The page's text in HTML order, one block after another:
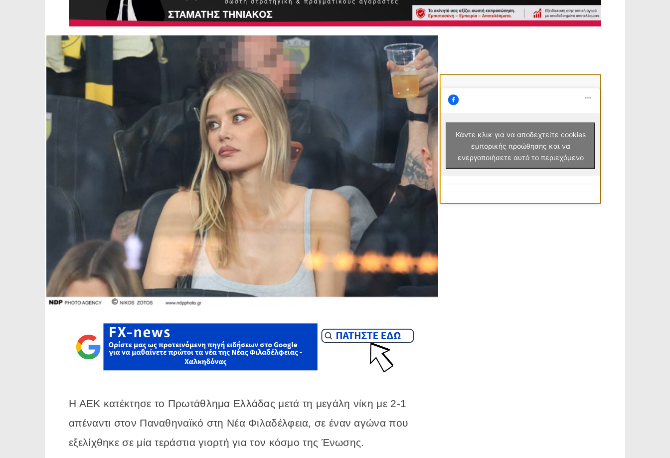
Η ΑΕΚ κατέκτησε το Πρωτάθλημα Ελλάδας μετά τη μεγάλη νίκη με 2-1
απέναντι στον Παναθηναϊκό στη Νέα Φιλαδέλφεια, σε έναν αγώνα που
εξελίχθηκε σε μία τεράστια γιορτή για τον κόσμο της Ένωσης.
Κάντε κλικ για να αποδεχτείτε cookies
εμπορικής προώθησης και να
ενεργοποιήσετε αυτό το περιεχόμενο